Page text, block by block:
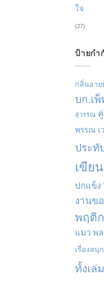
ใจ
(27)
ป้ายกำ
กลิ่นอาย
บก.เ
สุวรรณ
พรรณ เ
ประทั
เขีย
ปกแข็ง
งานข
พฤติ
แมว พ
เรื่องสนุ
ทั้งเล่ม